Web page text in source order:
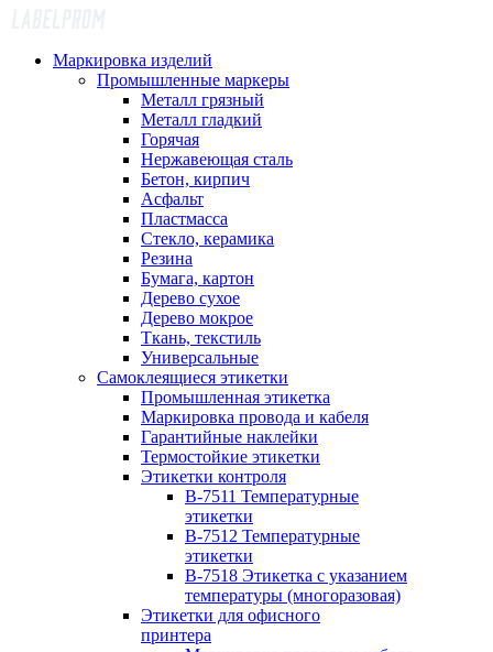
Маркировка изделий
Промышленные маркеры
Металл грязный
Металл гладкий
Горячая
Нержавеющая сталь
Бетон, кирпич
Асфальт
Пластмасса
Стекло, керамика
Резина
Бумага, картон
Дерево сухое
Дерево мокрое
Ткань, текстиль
Универсальные
Самоклеящиеся этикетки
Промышленная этикетка
Маркировка провода и кабеля
Гарантийные наклейки
Термостойкие этикетки
Этикетки контроля
B-7511 Температурные
этикетки
B-7512 Температурные
этикетки
B-7518 Этикетка с указанием
температуры (многоразовая)
Этикетки для офисного
принтера